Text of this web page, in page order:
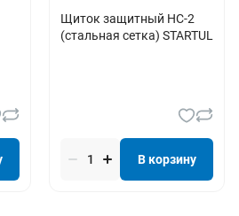
Щиток защитный НС-2
(стальная сетка) STARTUL
В корзину